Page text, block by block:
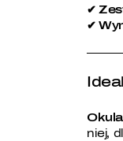
✔
✔
niej,